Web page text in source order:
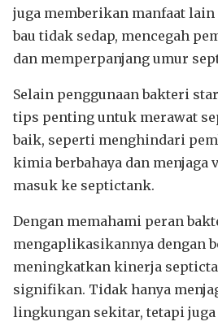
juga memberikan manfaat
bau tidak sedap, mencegah
dan memperpanjang umur
Selain penggunaan bakteri
tips penting untuk merawat
baik, seperti menghindari
kimia berbahaya dan menjaga
masuk ke septictank.
Dengan memahami peran
mengaplikasikannya dengan
meningkatkan kinerja
signifikan. Tidak hanya
lingkungan sekitar, tetapi